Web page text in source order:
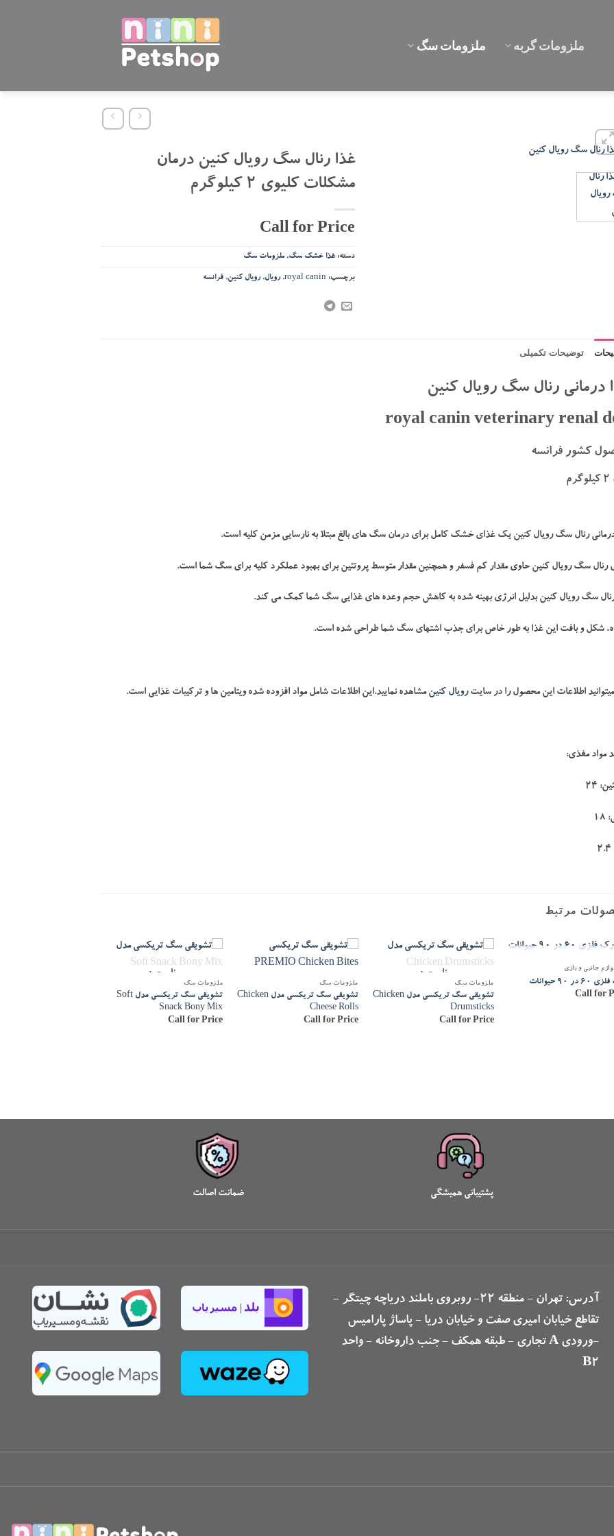
ملزومات گربه ملزومات سگ
غذا رنال سگ رویال کنین درمان
مشکلات کلیوی 2 کیلوگرم
Call for Price
دسته:غذا خشک سگ,ملزومات سگ
برچسب: royal canin
,رویال,رویال کنین,فرانسه
توضیحات تکمیلی
درمانی رنال سگ رویال کنین
royal canin veterinary renal
کشور فرانسه
رنال سگ رویال کنین یک غذای خشک کامل برای درمان سگ های بالغ مبتلا به نارسایی مزمن کلیه است.
رنال سگ رویال کنین حاوی مقدار کم فسفر و همچنین مقدار متوسط پروتئین برای بهبود عملکرد کلیه برای سگ شما است.
سگ رویال کنین بدلیل انرژی بهینه شده به کاهش حجم وعده های غذایی سگ شما کمک می کند.
شکل و بافت این غذا به طور خاص برای جذب اشتهای سگ شما طراحی شده است.
اطلاعات این محصول را در سایترویال کنینمشاهده نمایید.این اطلاعات شامل مواد افزوده شده ویتامین ها و ترکیبات غذایی است.
مواد مغذی:
24
مرتبط
ناموجود
جانبی و بازی
90 حیوانات
Call for
ناموجود
ملزومات سگ
تشویقی سگ تریکسی مدل Chicken
Drumsticks
Call for Price
ملزومات سگ
تشویقی سگ تریکسی مدل Chicken
Cheese Rolls
Call for Price
ناموجود
ملزومات سگ
تشویقی سگ تریکسی مدل Soft
Snack Bony Mix
Call for Price
پشتیبانی همیشگی ضمانت اصالت
آدرس: تهران - منطقه 22- روبروی باملند دریاچه چیتگر -
تقاطع خیابان امیری صفت و خیابان دریا - پاساژ پارامیس
-ورودی A تجاری - طبقه همکف - جنب داروخانه - واحد
B2